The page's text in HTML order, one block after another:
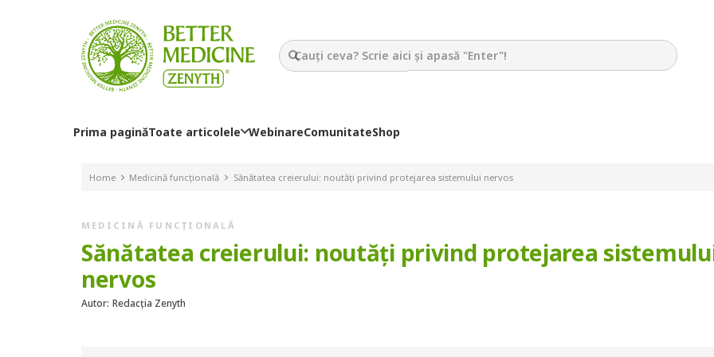
Prima paginăToate articolele WebinareComunitateShop
Home Medicină funcțională Sănătatea creierului: noutăți privind protejarea sistemului nervos
MEDICINĂ FUNCȚIONALĂ
Sănătatea creierului: noutăți privind protejarea
nervos
Autor: Redacția Zenyth